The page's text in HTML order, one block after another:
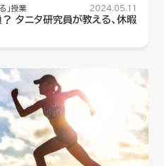
」授業 2024.05.11
タニタ研究員が教える、休暇